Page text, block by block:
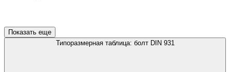
Показать еще
Типоразмерная таблица: болт DIN 931